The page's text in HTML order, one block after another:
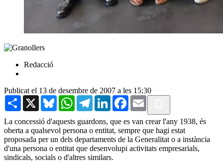
Redacció
Publicat el 13 de desembre de 2007 a les 15:30
Share X BlueskyWhatsAppTelegramLinkedInFacebook
Email
La concessió d'aquests guardons, que es van crear l'any 1938, és
oberta a qualsevol persona o entitat, sempre que hagi estat
proposada per un dels departaments de la Generalitat o a instància
d'una persona o entitat que desenvolupi activitats empresarials,
sindicals, socials o d'altres similars.